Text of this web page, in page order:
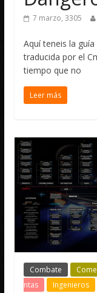
7 marzo, 3305
Aquí teneis la
traducida por el
tiempo que no
Leer más
Combate
ntas
Ingenieros